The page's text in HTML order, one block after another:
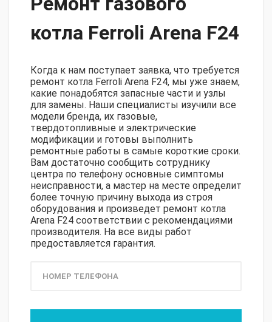
котла Ferroli Arena F24
Когда к нам поступает заявка, что требуется
ремонт котла Ferroli Arena F24, мы уже знаем,
какие понадобятся запасные части и узлы
для замены. Наши специалисты изучили все
модели бренда, их газовые,
твердотопливные и электрические
модификации и готовы выполнить
ремонтные работы в самые короткие сроки.
Вам достаточно сообщить сотруднику
центра по телефону основные симптомы
неисправности, а мастер на месте определит
более точную причину выхода из строя
оборудования и произведет ремонт котла
Arena F24 соответствии с рекомендациями
производителя. На все виды работ
предоставляется гарантия.